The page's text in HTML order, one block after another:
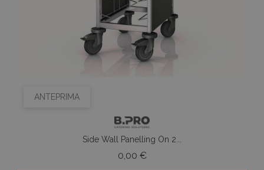
ANTEPRIMA
Side Wall Panelling On 2...
0,00 €Prezzo